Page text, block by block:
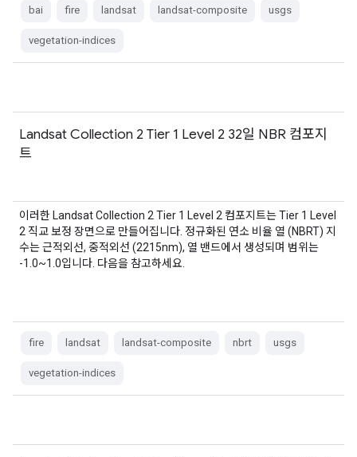
bai fire landsat landsat-composite usgs
vegetation-indices
Landsat Collection 2 Tier 1 Level 2 32일 NBR 컴포지
트
이러한 Landsat Collection 2 Tier 1 Level 2 컴포지트는 Tier 1 Level
2 직교 보정 장면으로 만들어집니다. 정규화된 연소 비율 열 (NBRT) 지
수는 근적외선, 중적외선 (2215nm), 열 밴드에서 생성되며 범위는
-1.0~1.0입니다. 다음을 참고하세요.
fire landsat landsat-composite nbrt usgs
vegetation-indices